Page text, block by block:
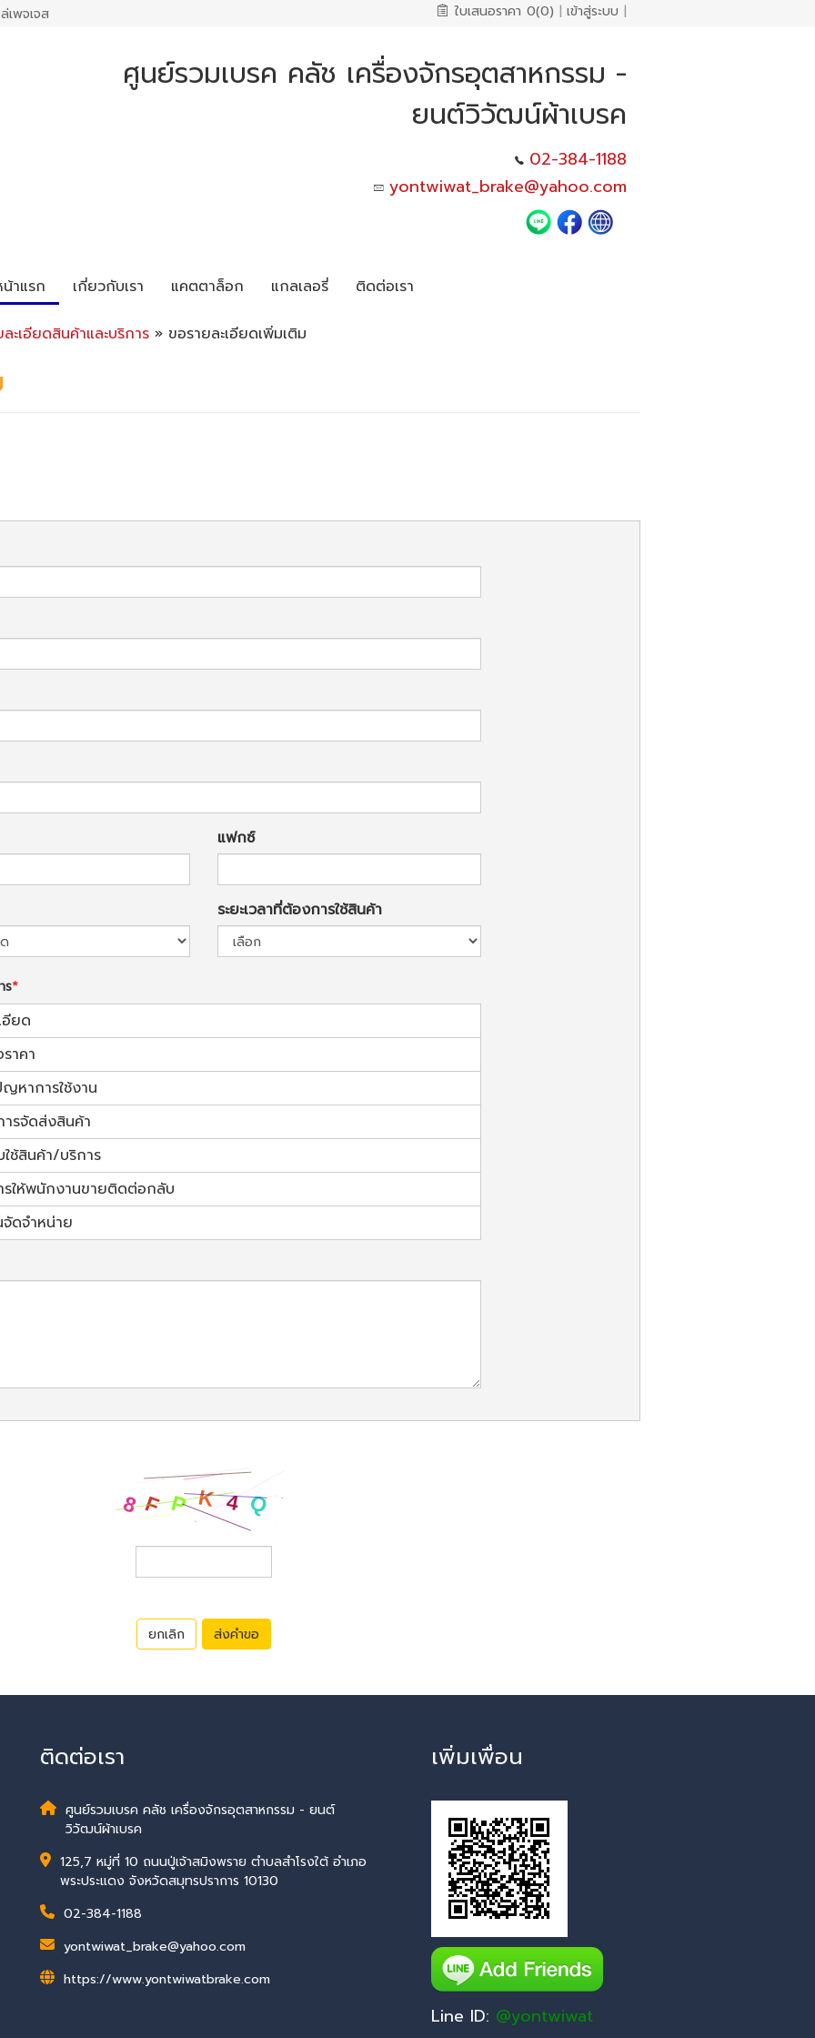
เพจเจส ใบเสนอราคา 0(0) | เข้าสู่ระบบ |
ศูนย์รวมเบรค คลัช เครื่องจักรอุตสาหกรรม -
ยนต์วิวัฒน์ผ้าเบรค
02-384-1188
yontwiwat_brake@yahoo.com
าแรก เกี่ยวกับเรา แคตตาล็อก แกลเลอรี่ ติดต่อเรา
ละเอียดสินค้าและบริการ » ขอรายละเอียดเพิ่มเติม
แฟกซ์
ระยะเวลาที่ต้องการใช้สินค้า
ร
อียด
ราคา
หาการใช้งาน
รจัดส่งสินค้า
ช้สินค้า/บริการ
ให้พนักงานขายติดต่อกลับ
ดจำหน่าย
ยกเลิก ส่งคำขอ
ติดต่อเรา
ศูนย์รวมเบรค คลัช เครื่องจักรอุตสาหกรรม - ยนต์
วิวัฒน์ผ้าเบรค
125,7 หมู่ที่ 10 ถนนปู่เจ้าสมิงพราย ตำบลสำโรงใต้ อำเภอ
พระประแดง จังหวัดสมุทรปราการ 10130
02-384-1188
yontwiwat_brake@yahoo.com
https://www.yontwiwatbrake.com
เพิ่มเพื่อน
Line ID: @yontwiwat